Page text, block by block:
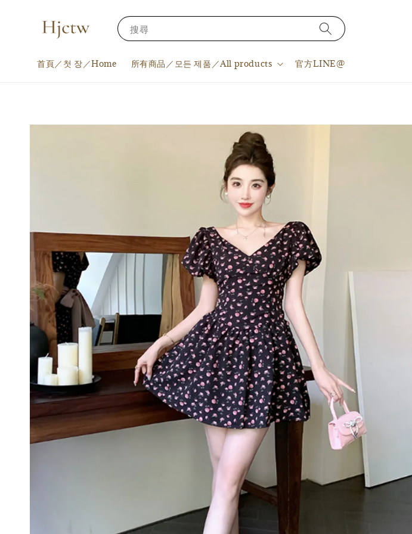
搜尋
首頁／첫 장／Home 所有商品／모든 제품／All products 官方LINE@